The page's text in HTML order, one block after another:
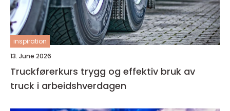
inspiration
13. June 2026
Truckførerkurs trygg og effektiv bruk av
truck i arbeidshverdagen